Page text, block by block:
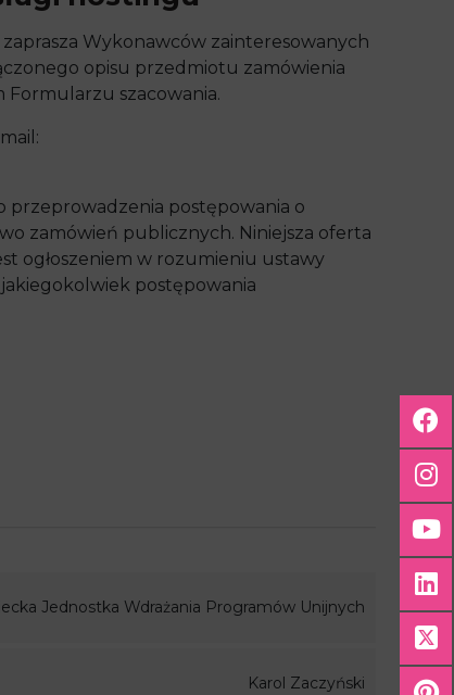
Wykonawców zainteresowanych
opisu przedmiotu zamówienia
Formularzu szacowania.
przeprowadzenia postępowania o
zamówień publicznych. Niniejsza oferta
ogłoszeniem w rozumieniu ustawy
postępowania
Jednostka Wdrażania Programów Unijnych
Karol Zaczyński